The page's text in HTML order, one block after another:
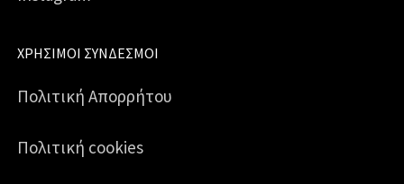
ΧΡΉΣΙΜΟΙ ΣΎΝΔΕΣΜΟΙ
Πολιτική Απορρήτου
Πολιτική cookies